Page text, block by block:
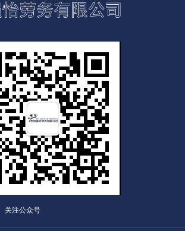
关注公众号